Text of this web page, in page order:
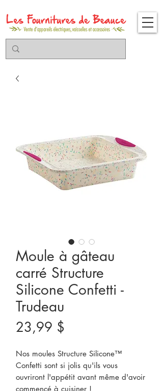
Moule à gâteau
carré Structure
Silicone Confetti -
Trudeau
23,99 $
Nos moules Structure Silicone™
Confetti sont si jolis qu'ils vous
ouvriront l'appétit avant même d'avoir
commencé à cuisiner !